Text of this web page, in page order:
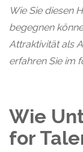
Wie Sie diesen
begegnen
Attraktivität als
erfahren Sie im
Wie
for